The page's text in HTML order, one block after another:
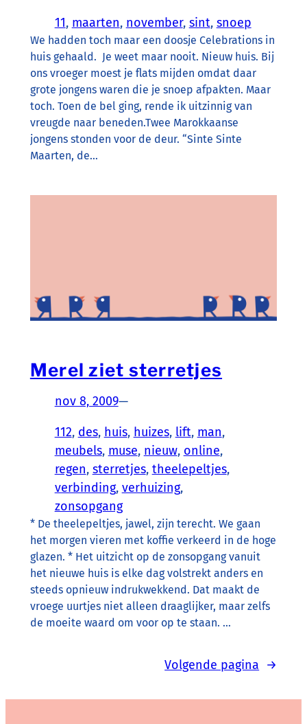
11, maarten, november, sint, snoep
We hadden toch maar een doosje Celebrations in
huis gehaald. Je weet maar nooit. Nieuw huis. Bij
ons vroeger moest je flats mijden omdat daar
grote jongens waren die je snoep afpakten. Maar
toch. Toen de bel ging, rende ik uitzinnig van
vreugde naar beneden.Twee Marokkaanse
jongens stonden voor de deur. “Sinte Sinte
Maarten, de…
Merel ziet sterretjes
nov 8, 2009—
112, des, huis, huizes, lift, man ,
meubels, muse, nieuw, online ,
regen, sterretjes, theelepeltjes,
verbinding, verhuizing,
zonsopgang
* De theelepeltjes, jawel, zijn terecht. We gaan
het morgen vieren met koffie verkeerd in de hoge
glazen. * Het uitzicht op de zonsopgang vanuit
het nieuwe huis is elke dag volstrekt anders en
steeds opnieuw indrukwekkend. Dat maakt de
vroege uurtjes niet alleen draaglijker, maar zelfs
de moeite waard om voor op te staan. …
Volgende pagina →